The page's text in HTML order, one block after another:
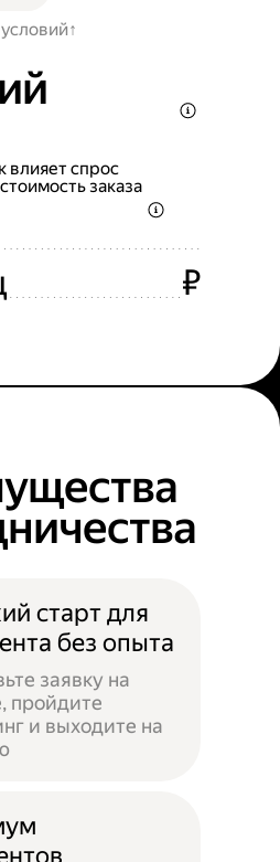
влияет спрос
заказа
₽
старт для
без опыта
заявку на
пройдите
и выходите на